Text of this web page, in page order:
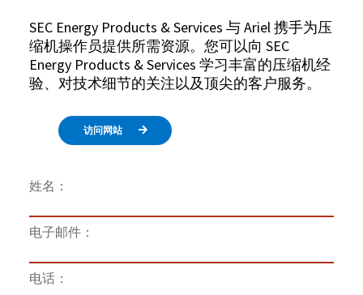
SEC Energy Products & Services 与 Ariel 携手为压
缩机操作员提供所需资源。您可以向 SEC
Energy Products & Services 学习丰富的压缩机经
验、对技术细节的关注以及顶尖的客户服务。
访问网站
姓名：
电子邮件：
电话：